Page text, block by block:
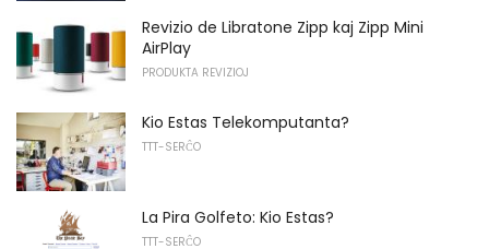
Revizio de Libratone Zipp kaj Zipp Mini
AirPlay
PRODUKTA REVIZIOJ
Kio Estas Telekomputanta?
TTT-SERĈO
La Pira Golfeto: Kio Estas?
TTT-SERĈO